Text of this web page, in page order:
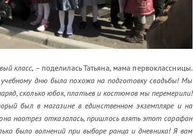
класс, – поделилась Татьяна, мама первоклассницы.
дню была похожа на подготовку свадьбы! Мы
сколько юбок, платьев и костюмов мы перемерили!
был в магазине в единственном экземпляре и на
наотрез отказалась, пришлось взять этот сарафан
было волнений при выборе ранца и дневника! Я вам